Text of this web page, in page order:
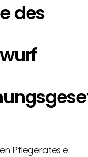
des
Pflegerates e.